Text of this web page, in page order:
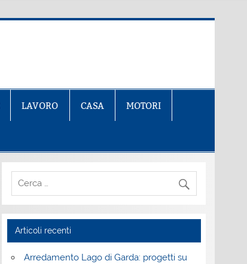
LAVORO CASA MOTORI
Articoli recenti
Arredamento Lago di Garda: progetti su